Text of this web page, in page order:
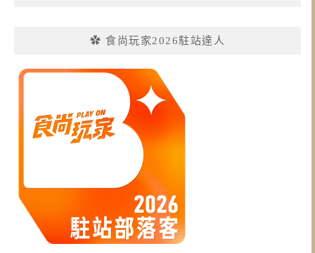
✿ 食尚玩家2026駐站達人